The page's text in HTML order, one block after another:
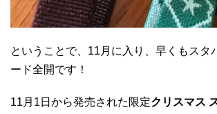
ということで、11月に入り、早くもスタ
ード全開です！
11月1日から発売された限定クリスマス